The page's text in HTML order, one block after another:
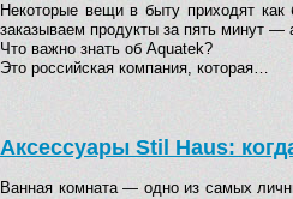
Некоторые вещи в быту приходят
заказываем продукты за пять минут —
Что важно знать об Aquatek?
Это российская компания, которая…
Аксессуары Stil Haus:
Ванная комната — одно из самых